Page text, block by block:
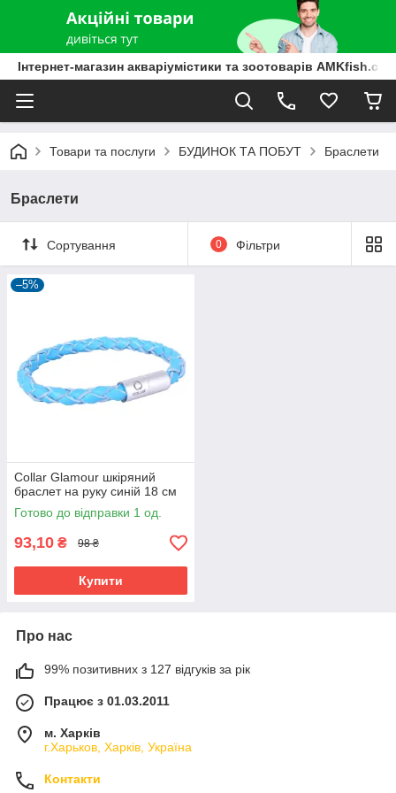
Інтернет-магазин акваріумістики та зоотоварів AMKfish.com
Товари та послуги БУДИНОК ТА ПОБУТ Браслети
Браслети
Сортування 0 Фільтри
–5%
Collar Glamour шкіряний
браслет на руку синій 18 см
Готово до відправки 1 од.
93,10 ₴ 98 ₴
Купити
Про нас
99% позитивних з 127 відгуків за рік
Працює з 01.03.2011
м. Харків
г.Харьков, Харків, Україна
Контакти